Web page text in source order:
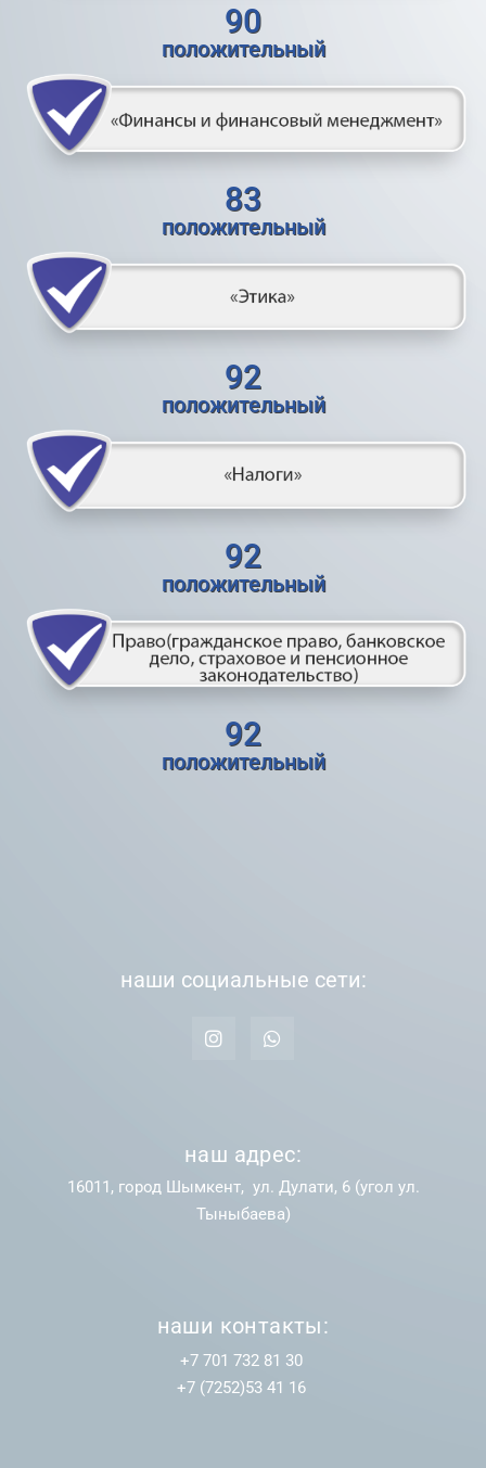
90
положительный
83
положительный
92
положительный
92
положительный
92
положительный
наши социальные сети:
наш адрес:
16011, город Шымкент, ул. Дулати, 6 (угол ул.
Тыныбаева)
наши контакты:
+7 701 732 81 30
+7 (7252)53 41 16